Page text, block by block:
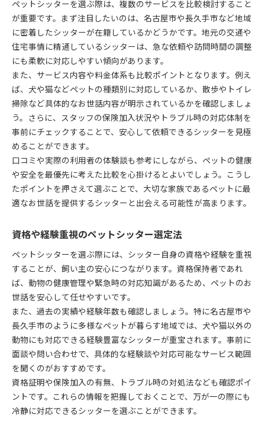
ペットシッターを選ぶ際は、複数のサービスを比較検討すること
が重要です。まず注目したいのは、名古屋市や長久手市など地域
に密着したシッターが在籍しているかどうかです。地元の交通や
住宅事情に精通しているシッターは、急な依頼や訪問時間の調整
にも柔軟に対応しやすい傾向があります。
また、サービス内容や料金体系も比較ポイントとなります。例え
ば、犬や猫などペットの種類別に対応しているか、散歩やトイレ
掃除など具体的なお世話内容が明示されているかを確認しましょ
う。さらに、スタッフの保険加入状況やトラブル時の対応体制を
事前にチェックすることで、安心して依頼できるシッターを見極
めることができます。
口コミや実際の利用者の体験談も参考にしながら、ペットの健康
や安全を最優先に考えた比較を心掛けるとよいでしょう。こうし
たポイントを押さえて選ぶことで、大切な家族であるペットに最
適なお世話を提供するシッターと出会える可能性が高まります。
資格や経験重視のペットシッター選定法
ペットシッターを選ぶ際には、シッター自身の資格や経験を重視
することが、飼い主の安心につながります。資格保持者であれ
ば、動物の健康管理や緊急時の対応知識があるため、ペットのお
世話を安心して任せやすいです。
また、過去の実績や経験年数も確認しましょう。特に名古屋市や
長久手市のように多様なペットが暮らす地域では、犬や猫以外の
動物にも対応できる経験豊富なシッターが重宝されます。事前に
面談や問い合わせで、具体的な経験談や対応可能なサービス範囲
を聞くのがおすすめです。
資格証明や保険加入の有無、トラブル時の対処法なども確認ポイ
ントです。これらの情報を把握しておくことで、万が一の際にも
冷静に対応できるシッターを選ぶことができます。